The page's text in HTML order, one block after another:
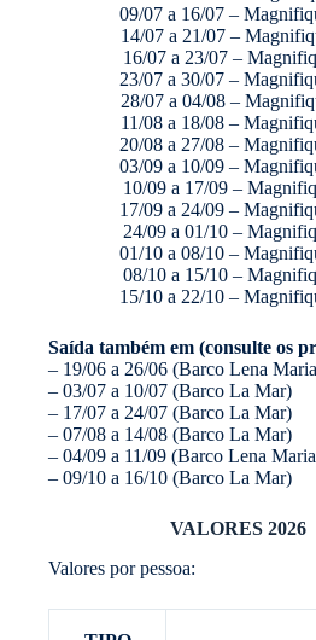
09/07 a 16/07 –
14/07 a 21/07 –
16/07 a 23/07 –
23/07 a 30/07 –
28/07 a 04/08 –
11/08 a 18/08 –
20/08 a 27/08 –
03/09 a 10/09 –
10/09 a 17/09 –
17/09 a 24/09 –
24/09 a 01/10 –
01/10 a 08/10 –
08/10 a 15/10 –
15/10 a 22/10 –
Saída também em (consulte os
– 19/06 a 26/06 (Barco Lena
– 03/07 a 10/07 (Barco La Mar)
– 17/07 a 24/07 (Barco La Mar)
– 07/08 a 14/08 (Barco La Mar)
– 04/09 a 11/09 (Barco Lena
– 09/10 a 16/10 (Barco La Mar)
VALORES 2026
Valores por pessoa: